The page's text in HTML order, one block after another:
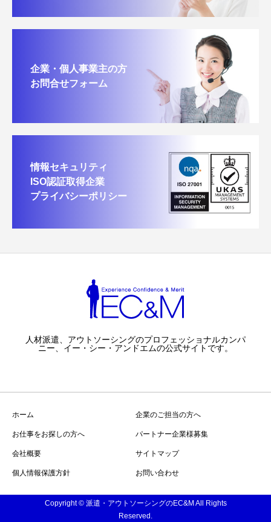
企業・個人事業主の方
お問合せフォーム
情報セキュリティ
ISO認証取得企業
プライバシーポリシー
人材派遣、アウトソーシングのプロフェッショナルカンパ
ニー、イー・シー・アンドエムの公式サイトです。
ホーム 企業のご担当の方へ
お仕事をお探しの方へ パートナー企業様募集
会社概要 サイトマップ
個人情報保護方針 お問い合わせ
Copyright © 派遣・アウトソーシングのEC&M All Rights
Reserved.